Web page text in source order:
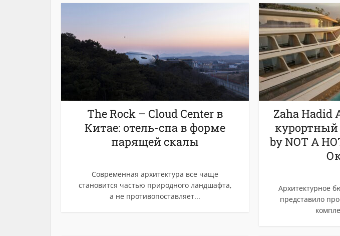
The Rock – Cloud Center в
Китае: отель-спа в форме
парящей скалы
Современная архитектура все чаще
становится частью природного ландшафта,
а не противопоставляет...
Zaha Hadid
курортный
by NOT A
Архитектурное
представило